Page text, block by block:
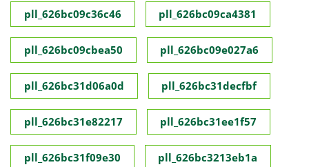
pll_626bc09c36c46 pll_626bc09ca4381
pll_626bc09cbea50 pll_626bc09e027a6
pll_626bc31d06a0d pll_626bc31decfbf
pll_626bc31e82217 pll_626bc31ee1f57
pll_626bc31f09e30 pll_626bc3213eb1a